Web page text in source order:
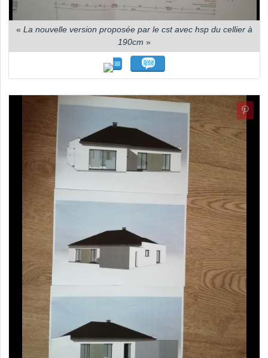
« La nouvelle version proposée par le cst avec hsp du cellier à
190cm »